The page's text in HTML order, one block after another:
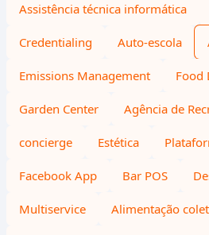
Assistência técnica informática
Credentialing Auto-escola
Emissions Management Food
Garden Center Agência de
concierge Estética
Facebook App Bar POS
Multiservice Alimentação